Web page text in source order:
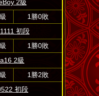
2級
1勝0敗
初段
1勝0敗
2級
1勝2敗
初段